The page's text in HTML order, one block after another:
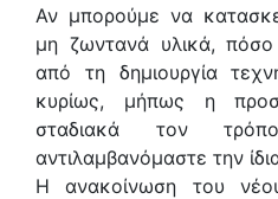
Αν μπορούμε να
μη ζωντανά υλικά,
από τη δημιουργία
κυρίως, μήπως η
σταδιακά τον
αντιλαμβανόμαστε την
Η ανακοίνωση του